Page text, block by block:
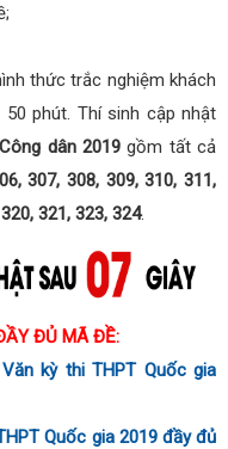
thức trắc nghiệm khách
phút. Thí sinh cập nhật
dân 2019gồm tất cả
307, 308, 309, 310, 311,
321, 323, 324.
ĐỦ MÃ ĐỀ:
kỳ thi THPT Quốc gia
Quốc gia 2019 đầy đủ